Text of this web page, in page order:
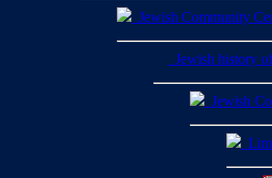
Jewish Community
Jewish history
Jewish